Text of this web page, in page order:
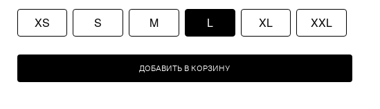
XS S M L XL XXL
ДОБАВИТЬ В КОРЗИНУ